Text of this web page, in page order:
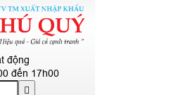
động
đến 17h00